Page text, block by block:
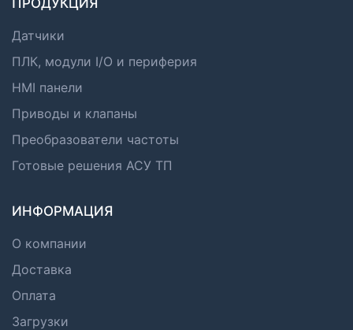
ПРОДУКЦИЯ
Датчики
ПЛК, модули I/O и периферия
HMI панели
Приводы и клапаны
Преобразователи частоты
Готовые решения АСУ ТП
ИНФОРМАЦИЯ
О компании
Доставка
Оплата
Загрузки